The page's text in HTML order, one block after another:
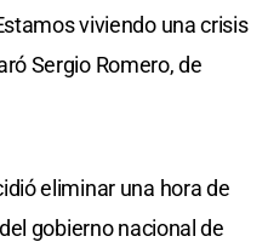
viviendo una crisis
Sergio Romero, de
eliminar una hora de
gobierno nacional de